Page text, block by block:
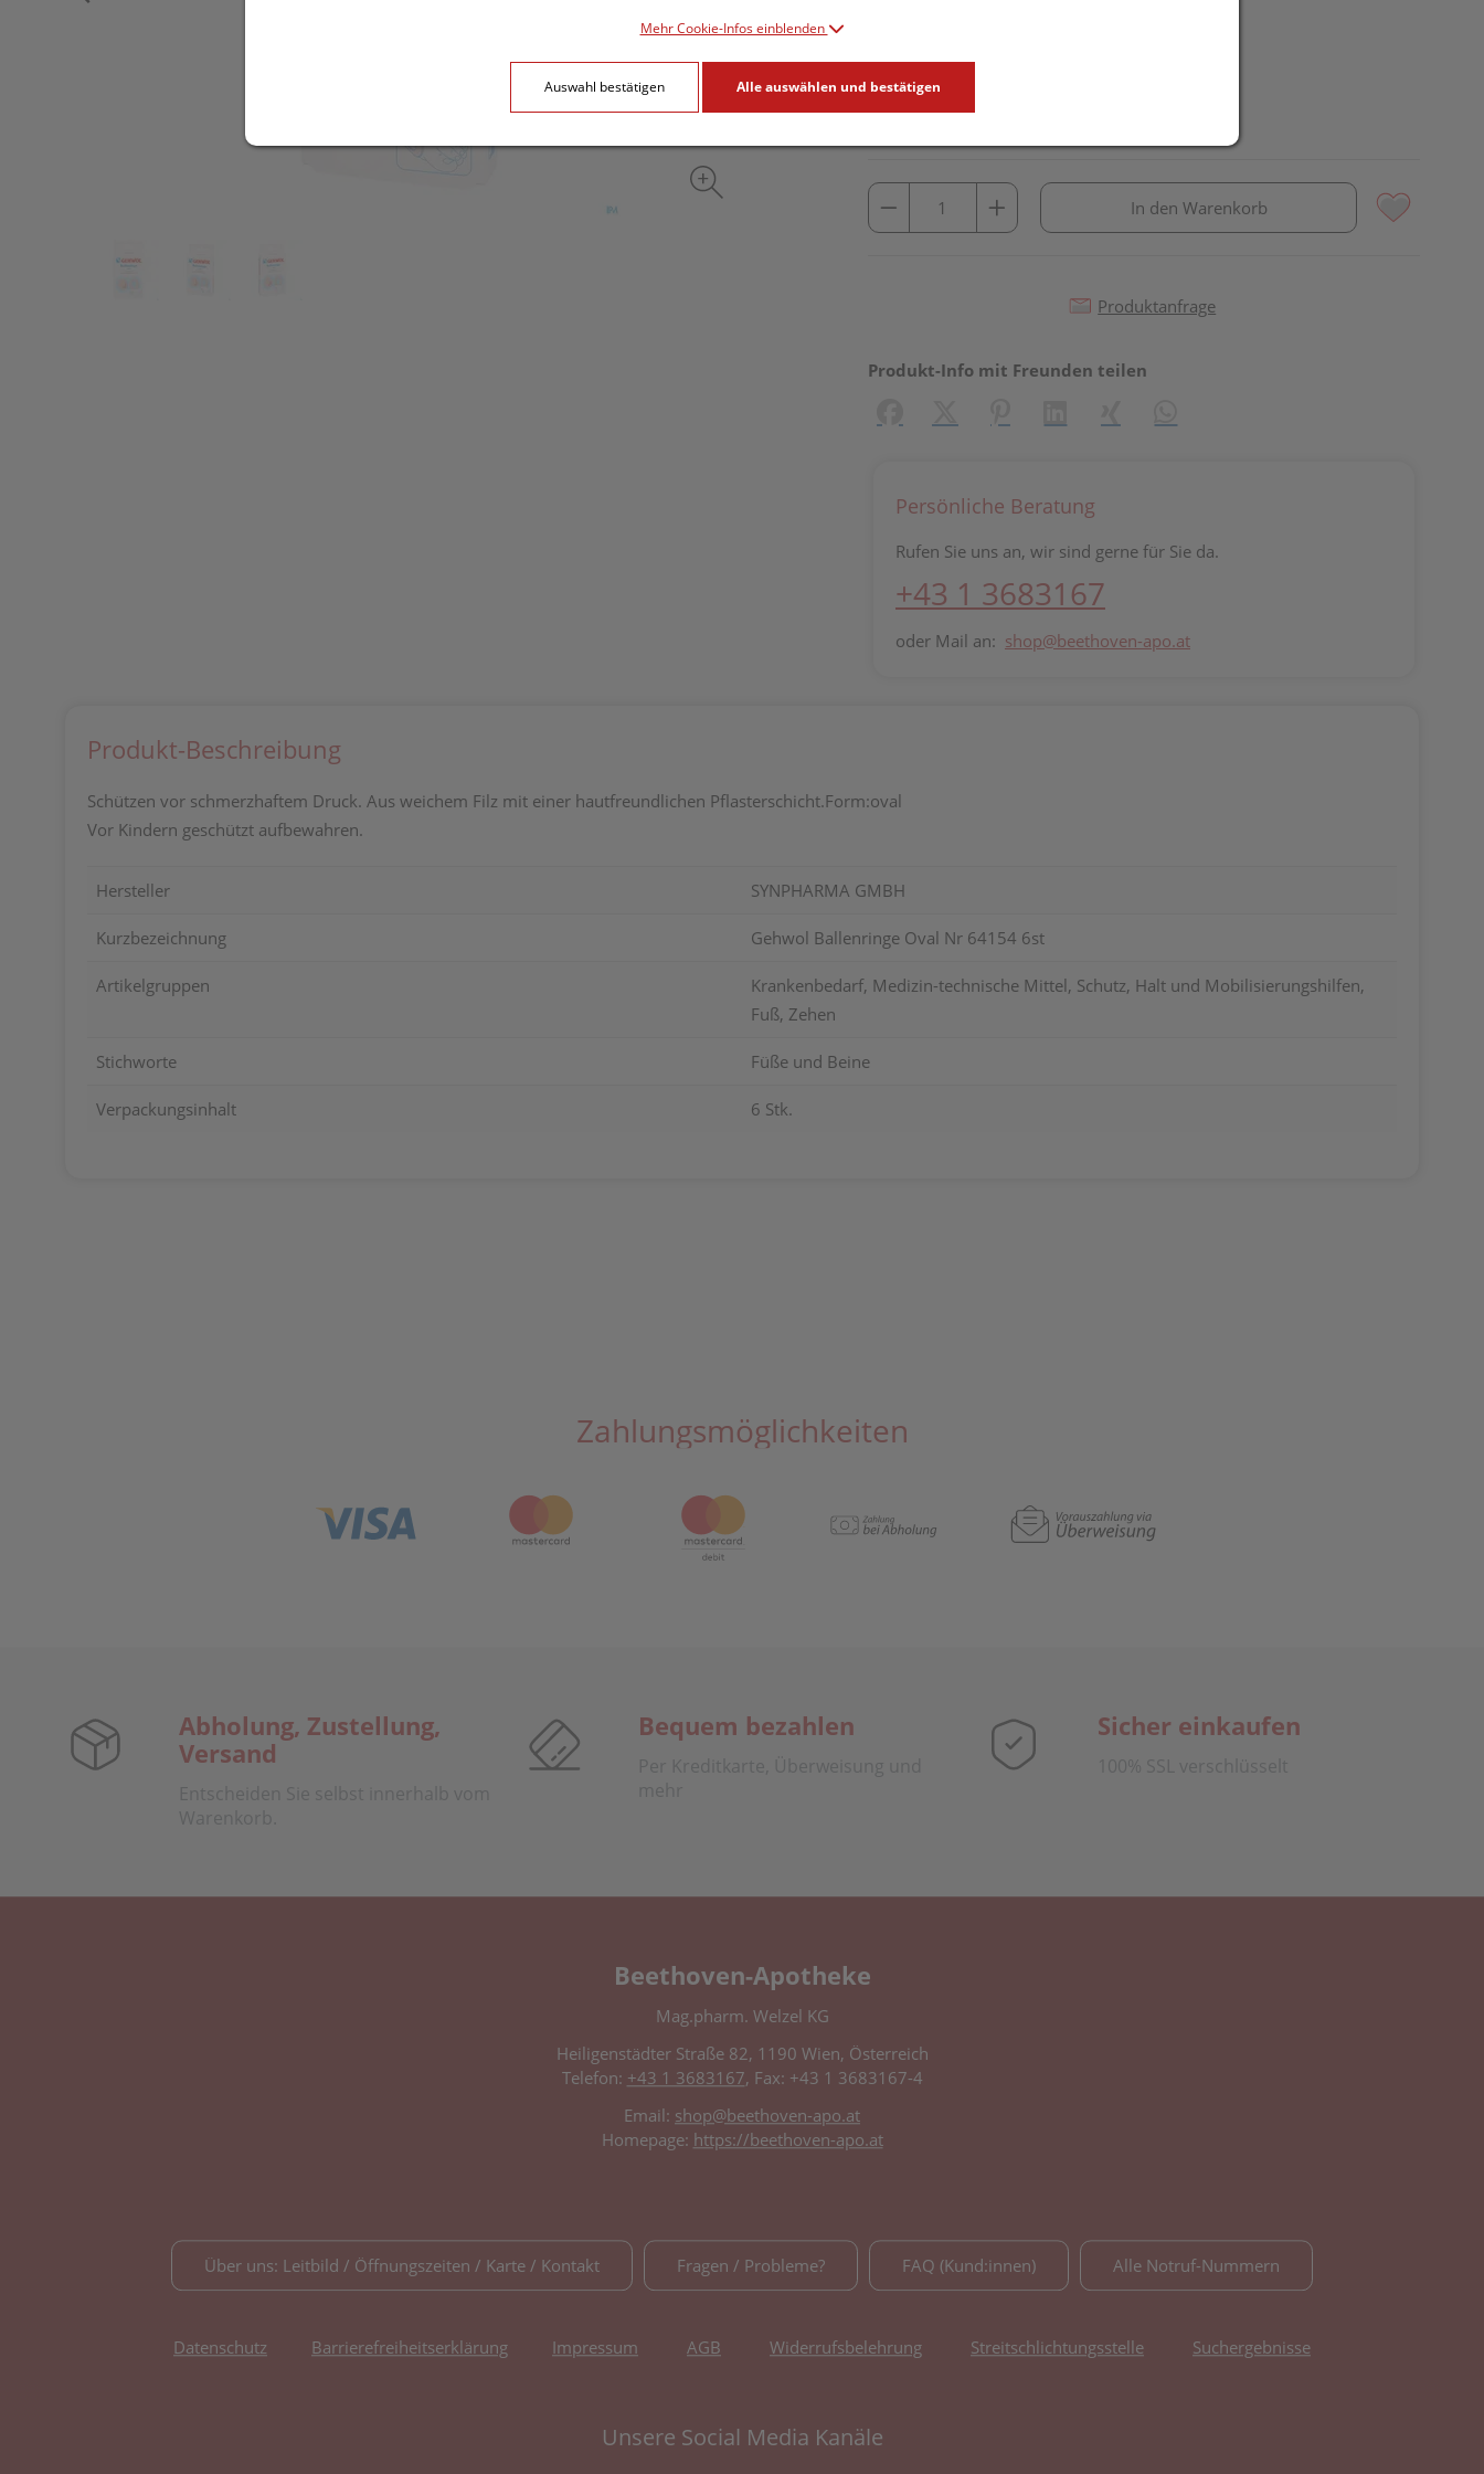
lieferbar
In den Warenkorb
Produktanfrage
Produkt-Info mit Freunden teilen
Persönliche Beratung
Rufen Sie uns an, wir sind gerne für Sie da.
+43 1 3683167
oder Mail an: shop@beethoven-apo.at
Produkt-Beschreibung
Schützen vor schmerzhaftem Druck. Aus weichem Filz mit einer hautfreundlichen Pflasterschicht.Form:oval
Vor Kindern geschützt aufbewahren.
Hersteller SYNPHARMA GMBH
Kurzbezeichnung Gehwol Ballenringe Oval Nr 64154 6st
Artikelgruppen
Krankenbedarf, Medizin-technische Mittel, Schutz, Halt und Mobilisierungshilfen,
Fuß, Zehen
Stichworte Füße und Beine
Verpackungsinhalt 6 Stk.
Zahlungsmöglichkeiten
Abholung, Zustellung,
Versand
Entscheiden Sie selbst innerhalb vom
Warenkorb.
Bequem bezahlen
Per Kreditkarte, Überweisung und
mehr
Sicher einkaufen
100% SSL verschlüsselt
Beethoven-Apotheke
Mag.pharm. Welzel KG
Heiligenstädter Straße 82, 1190 Wien, Österreich
Telefon: +43 1 3683167, Fax: +43 1 3683167-4
Email: shop@beethoven-apo.at
Homepage: https://beethoven-apo.at
Über uns: Leitbild / Öffnungszeiten / Karte / Kontakt Fragen / Probleme? FAQ (Kund:innen) Alle Notruf-Nummern
Datenschutz Barrierefreiheitserklärung Impressum AGB Widerrufsbelehrung Streitschlichtungsstelle Suchergebnisse
Unsere Social Media Kanäle
Mehr Cookie-Infos einblenden
Auswahl bestätigen Alle auswählen und bestätigen